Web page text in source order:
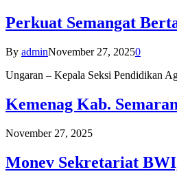
Perkuat Semangat
By adminNovember 27, 20250
Ungaran – Kepala Seksi Pendidikan
Kemenag Kab.
November 27, 2025
Monev Sekretariat